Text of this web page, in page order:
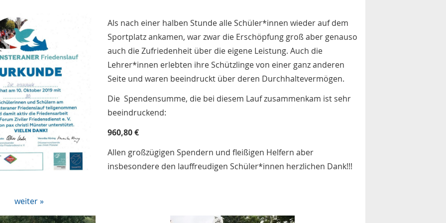
Als nach einer halben Stunde alle Schüler*innen wieder auf dem
Sportplatz ankamen, war zwar die Erschöpfung groß aber genauso
auch die Zufriedenheit über die eigene Leistung. Auch die
Lehrer*innen erlebten ihre Schützlinge von einer ganz anderen
Seite und waren beeindruckt über deren Durchhaltevermögen.
Die Spendensumme, die bei diesem Lauf zusammenkam ist sehr
beeindruckend:
960,80 €
Allen großzügigen Spendern und fleißigen Helfern aber
insbesondere den lauffreudigen Schüler*innen herzlichen Dank!!!
weiter »